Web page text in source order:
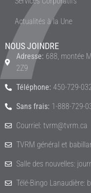
Actualités à la Une
NOUS JOINDRE
Adresse: 688, montée
2Z9
Téléphone: 450-729-
Sans frais: 1-888-729-
Courriel: tvrm@tvrm.ca
TVRM général et
Salle des nouvelles:
Télé-Bingo Lanaudière: